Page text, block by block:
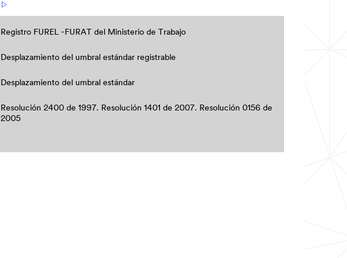
Registro FUREL -FURAT del Ministerio de Trabajo
Desplazamiento del umbral estándar registrable
Desplazamiento del umbral estándar
Resolución 2400 de 1997. Resolución 1401 de 2007. Resolución 0156 de
2005